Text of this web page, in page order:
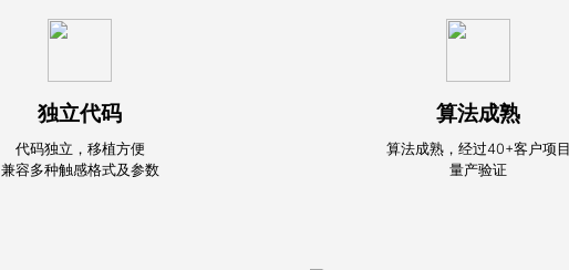
独立代码
代码独立，移植方便
兼容多种触感格式及参数
算法成熟
算法成熟，经过40+客户项目
量产验证